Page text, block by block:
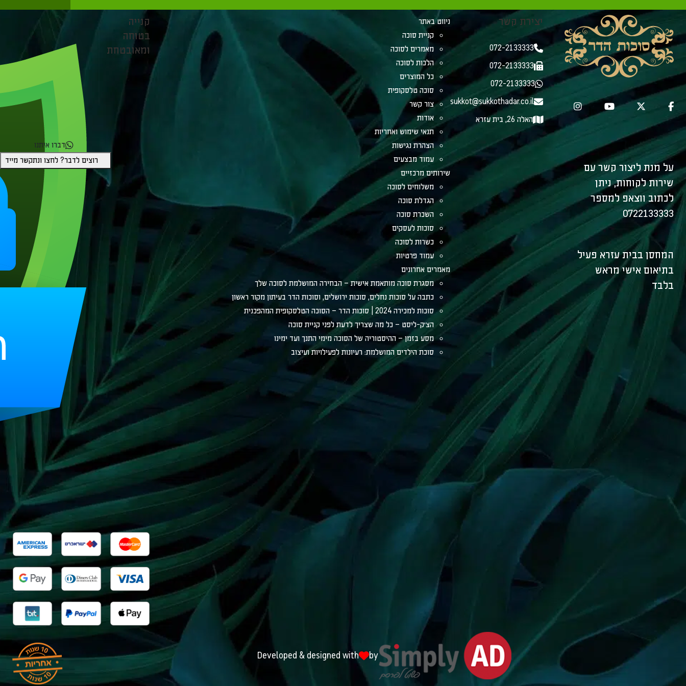
על מנת ליצור קשר עם
שירות לקוחות, ניתן
לכתוב ווצאפ למספר
0722133333
המחסן בבית עזרא פעיל
בתיאום אישי מראש
בלבד
יצירת קשר
072-2133333
072-2133333
072-2133333
sukkot@sukkothadar.co.il
האלה 26, בית עזרא
ניווט באתר
קניית סוכה
מאמרים לסוכה
הלכות לסוכה
כל המוצרים
סוכה טלסקופית
צור קשר
אודות
תנאי שימוש ואחריות
הצהרת נגישות
עמוד מבצעים
שירותים מרכזיים
משלוחים לסוכה
הגדלת סוכה
השכרת סוכה
סוכות לעסקים
כשרות לסוכה
עמוד פרטיות
מאמרים אחרונים
מסגרת סוכה מותאמת אישית – הבחירה המושלמת לסוכה שלך
כתבה על סוכות נחלים, סוכות ירושלים, וסוכות הדר בעיתון מקור ראשון
סוכות למכירה 2024 | סוכות הדר – הסוכה הטלסקופית המהפכנית
הצ׳ק-ליסט – כל מה שצריך לדעת לפני קניית סוכה
מסע בזמן – ההיסטוריה של הסוכה מימי התנך ועד ימינו
סוכת הילדים המושלמת: רעיונות לפעילויות ועיצוב
קנייה
בטוחה
ומאובטחת
Developed & designed with by
דברו איתנו
רוצים לדבר? לחצו ונתקשר מייד